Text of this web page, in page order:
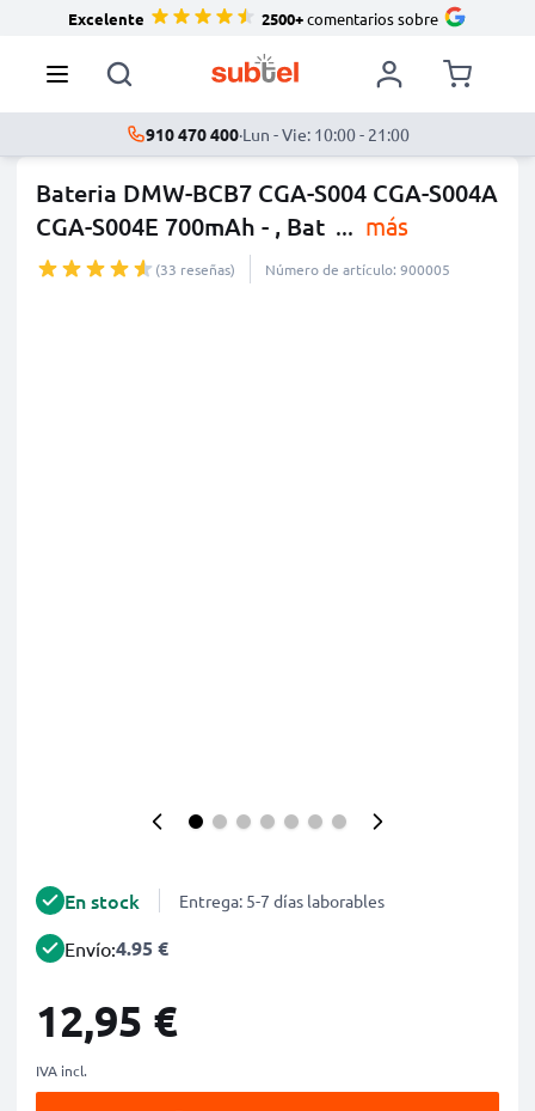
Excelente 2500+comentarios sobre
910 470 400·Lun - Vie: 10:00 - 21:00
Bateria DMW-BCB7 CGA-S004 CGA-S004A
CGA-S004E 700mAh - , Bat ... más
(33 reseñas) Número de artículo: 900005
En stock Entrega: 5-7 días laborables
Envío:4.95 €
12,95 €
IVA incl.